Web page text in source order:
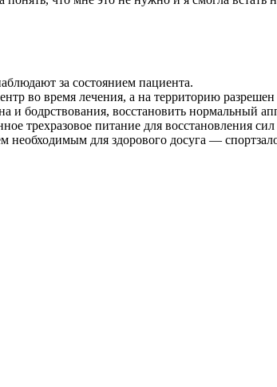
за состоянием пациента.
во время лечения, а на территорию
и бодрствования, восстановить нормальный
трехразовое питание для восстановления
необходимым для здорового досуга —